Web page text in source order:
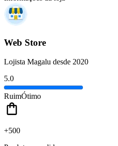
Web Store
Lojista Magalu desde 2020
5.0
RuimÓtimo
+500